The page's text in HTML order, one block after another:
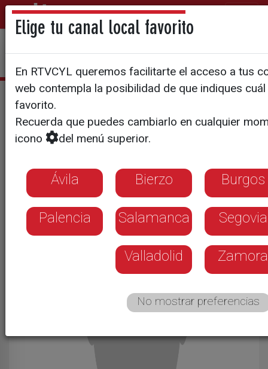
Estefanía Ureña
Elige tu canal local favorito
En RTVCYL queremos facilitarte el acceso a tus
web contempla la posibilidad de que indiques
favorito.
Recuerda que puedes cambiarlo en cualquier
icono
del menú superior.
Ávila Bierzo Burgos
Palencia Salamanca Segovia
Valladolid Zamora
No mostrar preferencias